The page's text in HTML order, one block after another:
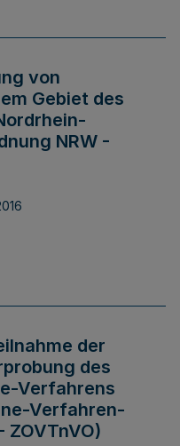
von
Gebiet des
NRW -
der
des
Verfahrens
Verfahren-